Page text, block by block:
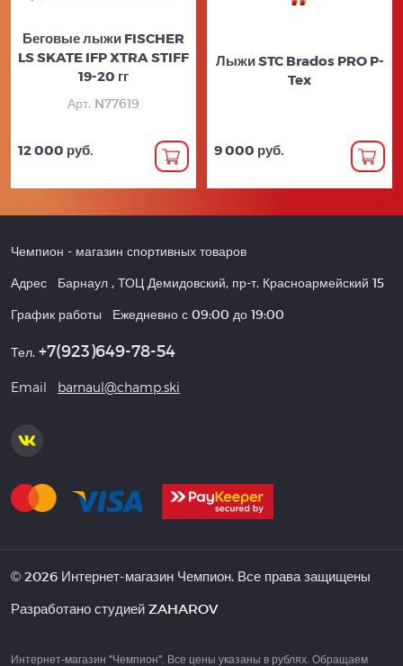
Беговые лыжи FISCHER
LS SKATE IFP XTRA STIFF
19-20 гг
Арт. N77619
12 000 руб.
Лыжи STC Brados PRO P-
Tex
9 000 руб.
Чемпион - магазин спортивных товаров
Адрес Барнаул , ТОЦ Демидовский, пр-т. Красноармейский 15
График работы Ежедневно с 09:00 до 19:00
Тел. +7(923)649-78-54
Email barnaul@champ.ski
© 2026 Интернет-магазин Чемпион. Все права защищены
Разработано студией ZAHAROV
Интернет-магазин "Чемпион". Все цены указаны в рублях. Обращаем